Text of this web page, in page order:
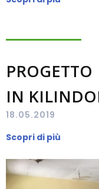
IN
18.05.2019
Scopri di più